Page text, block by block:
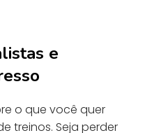
e
o que você quer
treinos. Seja perder